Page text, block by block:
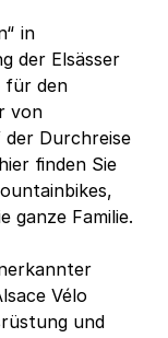
in
der Elsässer
für den
von
der Durchreise
finden Sie
ganze Familie.
Vélo
und